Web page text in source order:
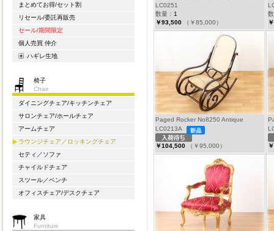
まとめてお得/セット割
リセール/委託再販売
セール/期間限定
個人売買 仲介
ハギレ生地
椅子
Chair
ダイニングチェア/キッチンチェア
サロンチェア/ホールチェア
アームチェア
ラウンジチェア／ロッキングチェア
セティ／ソファ
チャイルドチェア
スツール／ベンチ
オフィスチェア/デスクチェア
家具
Furniture
LC0251
数量： 1
￥93,500
（￥85,000）
Paged Rocker No8250 Antique
LC0213A
￥104,500 （￥95,000）